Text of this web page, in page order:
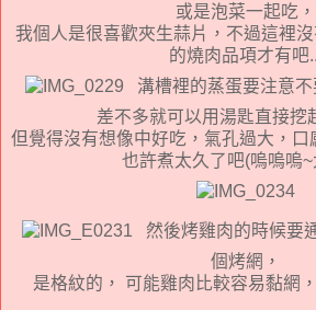
或是泡菜一起吃，
我個人是很喜歡夾生蒜片，不過這裡
的燒肉品項才有吧
溝槽裡的蒸蛋要注意
差不多就可以用湯匙直接挖
但覺得沒有想像中好吃，氣孔過大，口
也許煮太久了吧(嗚嗚嗚
然後烤雞肉的時候要
個烤網，
是格紋的， 可能雞肉比較容易黏網